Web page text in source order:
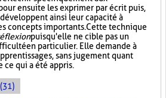
ensuite les exprimer par écrit puis,
ainsi leur capacité à
concepts importants. Cette technique
puisqu'elle ne cible pas un
en particulier. Elle demande à
sans jugement quant
ce qui a été appris.